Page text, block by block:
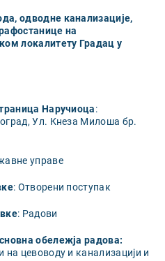
одводне канализације,
на
локалитету Градац у
Наручиоца:
Ул. Кнеза Милоша бр.
управе
: Отворени поступак
: Радови
обележја радова:
на цевоводу и канализацији и